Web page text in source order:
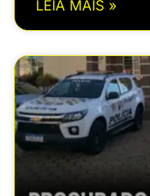
LEIA MAIS »